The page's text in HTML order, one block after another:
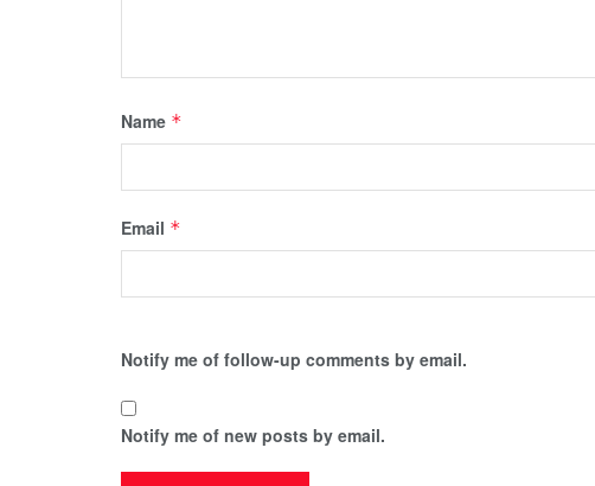
Name *
Email *
Notify me of follow-up comments by email.
Notify me of new posts by email.